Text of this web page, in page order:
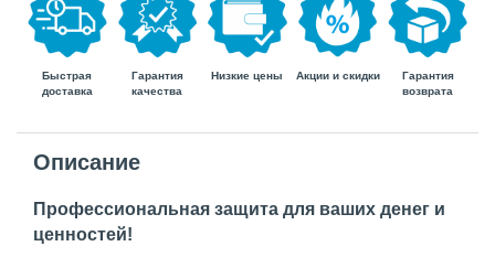
Быстрая
доставка
Гарантия
качества
Низкие цены Акции и скидки
Гарантия
возврата
Описание
Профессиональная защита для ваших денег и
ценностей!